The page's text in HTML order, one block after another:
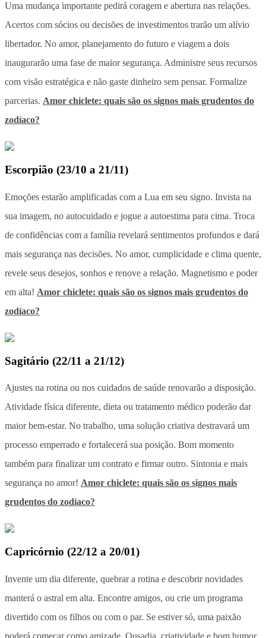
Uma mudança importante pedirá coragem e abertura nas relações.
Acertos com sócios ou decisões de investimentos trarão um alívio
libertador. No amor, planejamento do futuro e viagem a dois
inaugurarão uma fase de maior segurança. Administre seus recursos
com visão estratégica e não gaste dinheiro sem pensar. Formalize
parcerias. Amor chiclete: quais são os signos mais grudentos do
zodíaco?
Escorpião (23/10 a 21/11)
Emoções estarão amplificadas com a Lua em seu signo. Invista na
sua imagem, no autocuidado e jogue a autoestima para cima. Troca
de confidências com a família revelará sentimentos profundos e dará
mais segurança nas decisões. No amor, cumplicidade e clima quente,
revele seus desejos, sonhos e renove a relação. Magnetismo e poder
em alta! Amor chiclete: quais são os signos mais grudentos do
zodíaco?
Sagitário (22/11 a 21/12)
Ajustes na rotina ou nos cuidados de saúde renovarão a disposição.
Atividade física diferente, dieta ou tratamento médico poderão dar
maior bem-estar. No trabalho, uma solução criativa destravará um
processo emperrado e fortalecerá sua posição. Bom momento
também para finalizar um contrato e firmar outro. Sintonia e mais
segurança no amor! Amor chiclete: quais são os signos mais
grudentos do zodíaco?
Capricórnio (22/12 a 20/01)
Invente um dia diferente, quebrar a rotina e descobrir novidades
manterá o astral em alta. Encontre amigos, ou crie um programa
divertido com os filhos ou com o par. Se estiver só, uma paixão
poderá começar como amizade. Ousadia, criatividade e bom humor